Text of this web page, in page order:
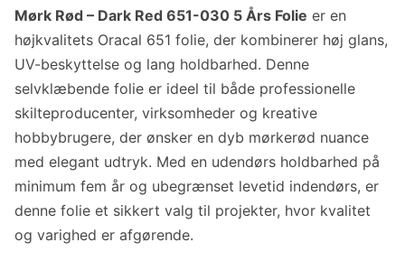
Mørk Rød – Dark Red 651-030 5 Års Folie er en
højkvalitets Oracal 651 folie, der kombinerer høj glans,
UV-beskyttelse og lang holdbarhed. Denne
selvklæbende folie er ideel til både professionelle
skilteproducenter, virksomheder og kreative
hobbybrugere, der ønsker en dyb mørkerød nuance
med elegant udtryk. Med en udendørs holdbarhed på
minimum fem år og ubegrænset levetid indendørs, er
denne folie et sikkert valg til projekter, hvor kvalitet
og varighed er afgørende.